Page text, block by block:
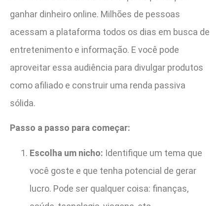
ganhar dinheiro online. Milhões de pessoas
acessam a plataforma todos os dias em busca de
entretenimento e informação. E você pode
aproveitar essa audiência para divulgar produtos
como afiliado e construir uma renda passiva
sólida.
Passo a passo para começar:
Escolha um nicho: Identifique um tema que
você goste e que tenha potencial de gerar
lucro. Pode ser qualquer coisa: finanças,